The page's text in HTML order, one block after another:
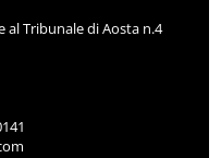
al Tribunale di Aosta n.4